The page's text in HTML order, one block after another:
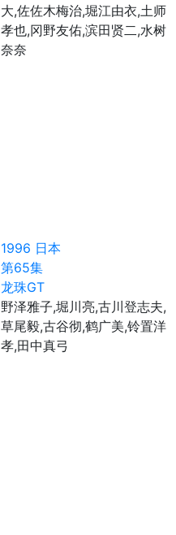
大,佐佐木梅治,堀江由衣,土师
孝也,冈野友佑,滨田贤二,水树
奈奈
1996 日本
第65集
龙珠GT
野泽雅子,堀川亮,古川登志夫,
草尾毅,古谷彻,鹤广美,铃置洋
孝,田中真弓